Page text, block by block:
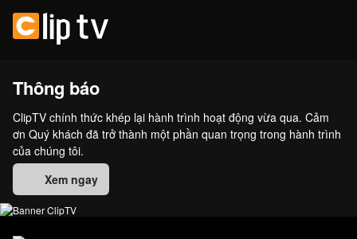
Thông báo
ClipTV chính thức khép lại hành trình hoạt động vừa qua. Cảm
ơn Quý khách đã trở thành một phần quan trọng trong hành trình
của chúng tôi.
Xem ngay